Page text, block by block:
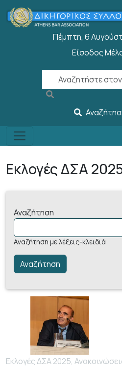
Παράκαμψη προς το κυρίως
Πέμπτη, 6
Είσοδος
Εκλογές ΔΣΑ
Αναζήτηση
Αναζήτηση με λέξεις-κλειδιά
Εκλογές ΔΣΑ 2025,